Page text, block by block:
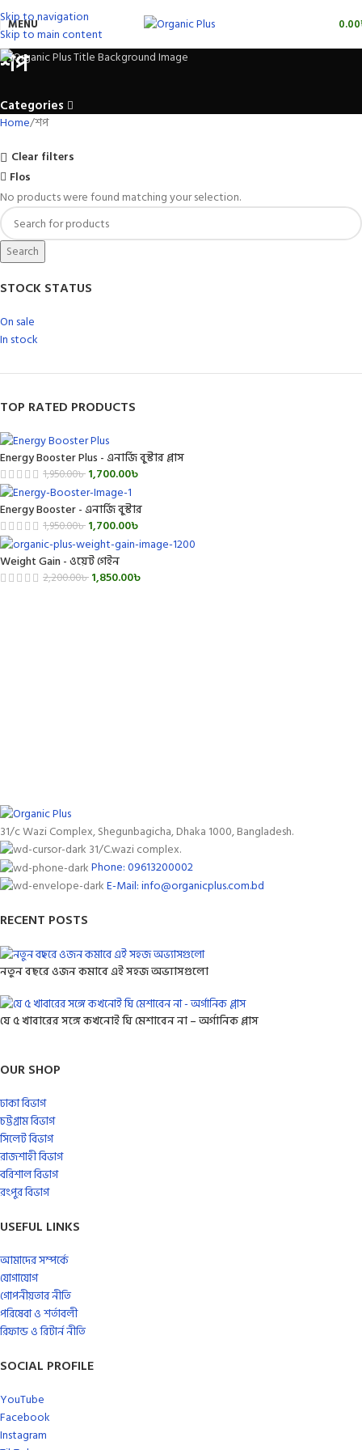
Skip to navigation
Skip to main content
MENU 0.00
শপ
Categories
STOCK STATUS
On sale
In stock
TOP RATED PRODUCTS
Energy Booster Plus - এনার্জি বুস্টার প্লাস
1,950.00৳ 1,700.00৳
Energy Booster - এনার্জি বুস্টার
1,950.00৳ 1,700.00৳
Weight Gain - ওয়েট গেইন
2,200.00৳ 1,850.00৳
Home শপ
Clear filters
Flos
No products were found matching your selection.
Search
31/c Wazi Complex, Shegunbagicha, Dhaka 1000, Bangladesh.
31/C.wazi complex.
Phone: 09613200002
E-Mail: info@organicplus.com.bd
RECENT POSTS
নতুন বছরে ওজন কমাবে এই সহজ অভ্যাসগুলো
যে ৫ খাবারের সঙ্গে কখনোই ঘি মেশাবেন না – অর্গানিক প্লাস
OUR SHOP
ঢাকা বিভাগ
চট্টগ্রাম বিভাগ
সিলেট বিভাগ
রাজশাহী বিভাগ
বরিশাল বিভাগ
রংপুর বিভাগ
USEFUL LINKS
আমাদের সম্পর্কে
যোগাযোগ
গোপনীয়তার নীতি
পরিষেবা ও শর্তাবলী
রিফান্ড ও রিটার্ন নীতি
SOCIAL PROFILE
YouTube
Facebook
Instagram